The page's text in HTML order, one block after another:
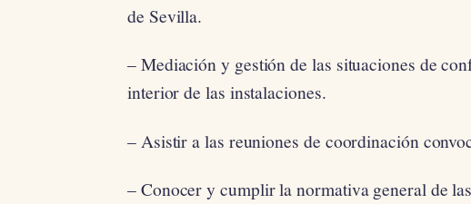
de Sevilla.
– Mediación y gestión de las situaciones de
interior de las instalaciones.
– Asistir a las reuniones de coordinación
– Conocer y cumplir la normativa general de